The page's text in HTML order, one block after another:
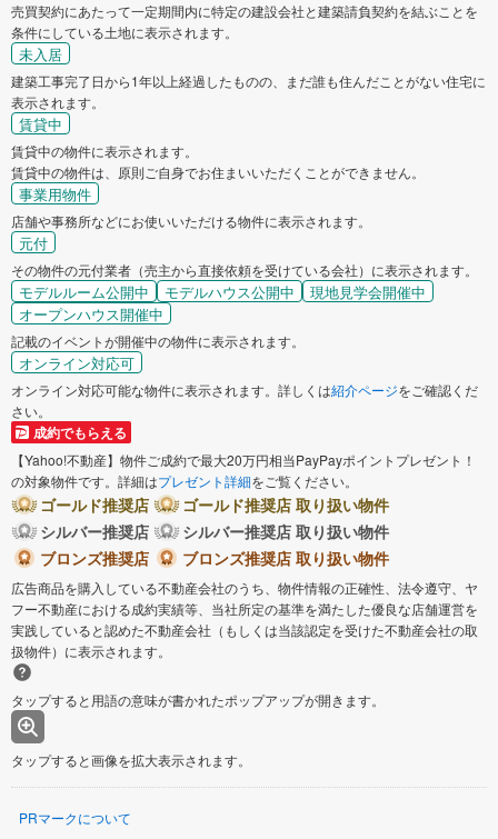
売買契約にあたって一定期間内に特定の建設会社と建築請負契約を結ぶことを
条件にしている土地に表示されます。
未入居
建築工事完了日から1年以上経過したものの、まだ誰も住んだことがない住宅に
表示されます。
賃貸中
賃貸中の物件に表示されます。
賃貸中の物件は、原則ご自身でお住まいいただくことができません。
事業用物件
店舗や事務所などにお使いいただける物件に表示されます。
元付
その物件の元付業者（売主から直接依頼を受けている会社）に表示されます。
モデルルーム公開中 モデルハウス公開中
現地見学会開催中
オープンハウス開催中
記載のイベントが開催中の物件に表示されます。
オンライン対応可
オンライン対応可能な物件に表示されます。詳しくは紹介ページをご確認くだ
さい。
成約でもらえる
【Yahoo!不動産】物件ご成約で最大20万円相当PayPayポイントプレゼント！
の対象物件です。詳細はプレゼント詳細をご覧ください。
ゴールド推奨店
ゴールド推奨店 取り扱い物件
シルバー推奨店
シルバー推奨店 取り扱い物件
ブロンズ推奨店
ブロンズ推奨店 取り扱い物件
広告商品を購入している不動産会社のうち、物件情報の正確性、法令遵守、ヤ
フー不動産における成約実績等、当社所定の基準を満たした優良な店舗運営を
実践していると認めた不動産会社（もしくは当該認定を受けた不動産会社の取
扱物件）に表示されます。
タップすると用語の意味が書かれたポップアップが開きます。
タップすると画像を拡大表示されます。
PRマークについて